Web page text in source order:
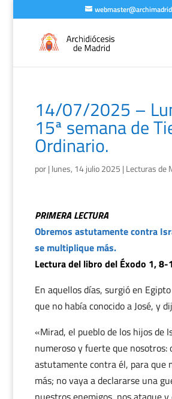
14/07/2025 –
15ª semana de
Ordinario.
por| lunes, 14 julio 2025 | Lecturas de
PRIMERA LECTURA
Obremos astutamente contra
se multiplique más.
Lectura del libro del Éxodo 1, 8-
En aquellos días, surgió en
que no había conocido a José, y
«Mirad, el pueblo de los hijos de
numeroso y fuerte que nosotros:
astutamente contra él, para que
más; no vaya a declararse una